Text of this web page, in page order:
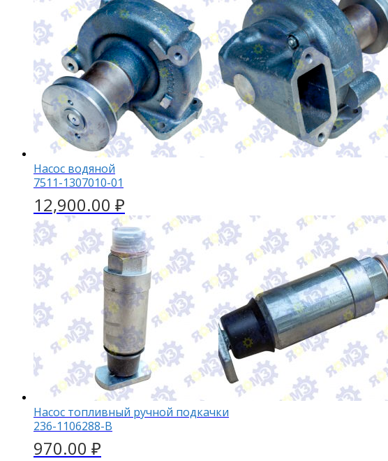
Насос водяной
7511-1307010-01
12,900.00 ₽
Насос топливный ручной подкачки
236-1106288-В
970.00 ₽